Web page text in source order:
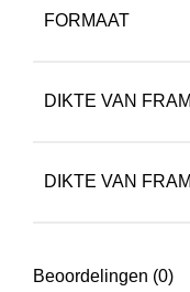
FORMAAT
DIKTE VAN
DIKTE VAN
Beoordelingen (0)